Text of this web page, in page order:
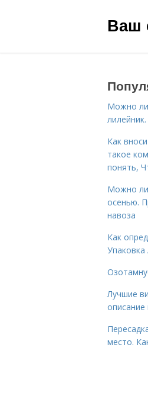
Ваш
Можно ли
Как
такое
понять,
Можно ли
осенью.
навоза
Как
Упаковка
Лучшие
место.